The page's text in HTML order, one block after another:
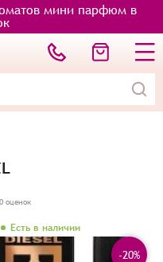
мини парфюм в
оценок
Есть в наличии
-20%